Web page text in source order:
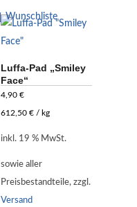
Wunschliste
Luffa-Pad „Smiley
Face“
4,90€
612,50€ / kg
inkl. 19 % MwSt.
sowie aller
Preisbestandteile, zzgl.
Versand